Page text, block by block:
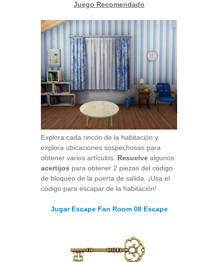
Juego Recomendado
Explora cada rincón de la habitación y
explora ubicaciones sospechosas para
obtener varios artículos. Resuelve algunos
acertijos para obtener 2 piezas del código
de bloqueo de la puerta de salida. ¡Usa el
código para escapar de la habitación!
Jugar Escape Fan Room 08 Escape